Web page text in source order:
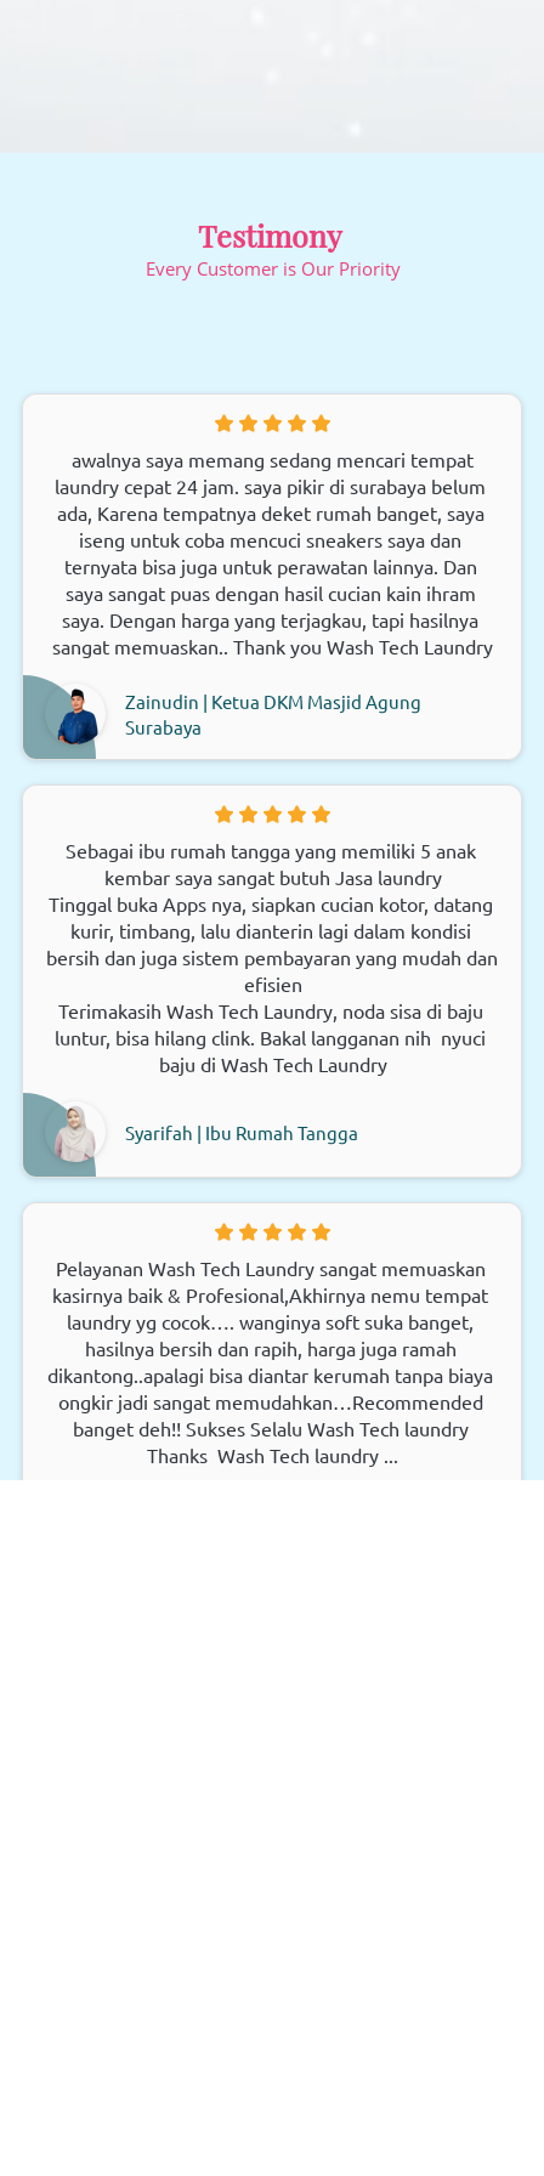
Testimony
Every Customer is Our Priority
laundry cepat 24 jam. saya pikir di surabaya belum
ada, Karena tempatnya deket rumah banget, saya
iseng untuk coba mencuci sneakers saya dan
ternyata bisa juga untuk perawatan lainnya. Dan
saya sangat puas dengan hasil cucian kain ihram
saya. Dengan harga yang terjagkau, tapi hasilnya
sangat memuaskan.. Thank you Wash Tech Laundry
Zainudin | Ketua DKM Masjid Agung
Surabaya
Sebagai ibu rumah tangga yang memiliki 5 anak
kembar saya sangat butuh Jasa laundry
Tinggal buka Apps nya, siapkan cucian kotor, datang
kurir, timbang, lalu dianterin lagi dalam kondisi
bersih dan juga sistem pembayaran yang mudah dan
efisien
Terimakasih Wash Tech Laundry, noda sisa di baju
luntur, bisa hilang clink. Bakal langganan nih  nyuci
baju di Wash Tech Laundry
Syarifah | Ibu Rumah Tangga
Pelayanan Wash Tech Laundry sangat memuaskan
kasirnya baik & Profesional,Akhirnya nemu tempat
laundry yg cocok…. wanginya soft suka banget,
hasilnya bersih dan rapih, harga juga ramah
dikantong..apalagi bisa diantar kerumah tanpa biaya
ongkir jadi sangat memudahkan…Recommended
banget deh!! Sukses Selalu Wash Tech laundry
Thanks Wash Tech laundry ...